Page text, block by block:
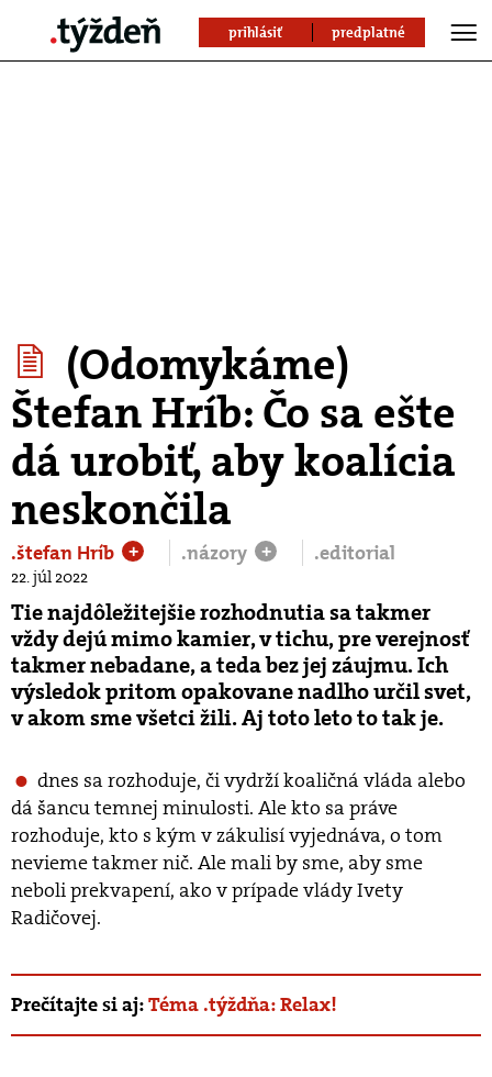
prihlásiť predplatné
(Odomykáme)
Štefan Hríb: Čo sa ešte
dá urobiť, aby koalícia
neskončila
.štefan Hríb + .názory + .editorial
22. júl 2022
Tie najdôležitejšie rozhodnutia sa takmer
vždy dejú mimo kamier, v tichu, pre verejnosť
takmer nebadane, a teda bez jej záujmu. Ich
výsledok pritom opakovane nadlho určil svet,
v akom sme všetci žili. Aj toto leto to tak je.
dnes sa rozhoduje, či vydrží koaličná vláda alebo
dá šancu temnej minulosti. Ale kto sa práve
rozhoduje, kto s kým v zákulisí vyjednáva, o tom
nevieme takmer nič. Ale mali by sme, aby sme
neboli prekvapení, ako v prípade vlády Ivety
Radičovej.
Prečítajte si aj:Téma .týždňa: Relax!